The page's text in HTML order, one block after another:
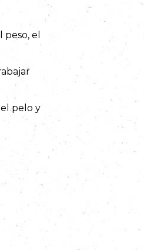
el
pelo y